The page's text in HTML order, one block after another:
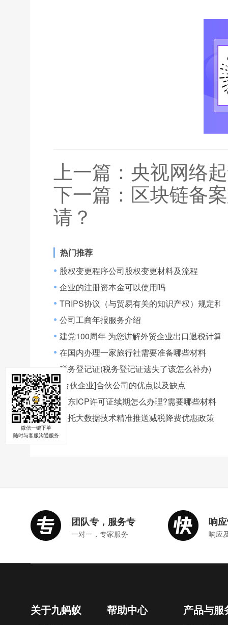
上一篇： 央视网络
下一篇： 区块链备
请？
热门推荐
● 股权变更程序公司股权变更材料及流程
● 企业的注册资本金可以使用吗
● TRIPS协议（与贸易有关的知识产权）规定和
● 公司工商年报服务介绍
● 建党100周年 为您讲解外贸企业出口退税计算
● 在国内办理一家旅行社需要准备哪些材料
税务登记证(税务登记证遗失了该怎么补办)
● [合伙企业]合伙公司的优点以及缺点
● 山东ICP许可证续期怎么办理?需要哪些材料
● 依托大数据技术精准推送减税降费优惠政策
团队专，服务专
一对一，专家服务
响
响应
关于九蚂蚁 帮助中心 产品与服
微信一键下单
随时与客服沟通服务